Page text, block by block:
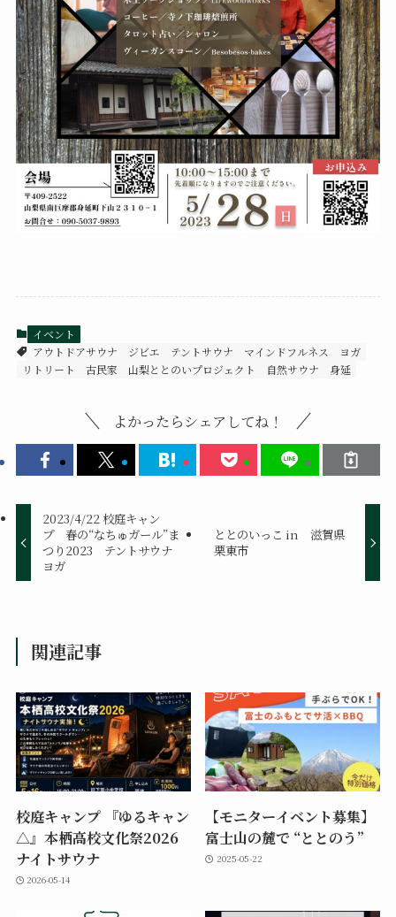
イベント
アウトドアサウナ
ジビエ テントサウナ マインドフルネス
ヨガ
リトリート
古民家 山梨ととのいプロジェクト 自然サウナ 身延
よかったらシェアしてね！
2023/4/22 校庭キャン
プ 春の“なちゅガール”ま
つり2023 テントサウナ
ヨガ
ととのいっこ in 滋賀県
栗東市
関連記事
校庭キャンプ 『ゆるキャン
△』本栖高校文化祭2026
ナイトサウナ
2026-05-14
【モニターイベント募集】
富士山の麓で “ととのう”
2025-05-22